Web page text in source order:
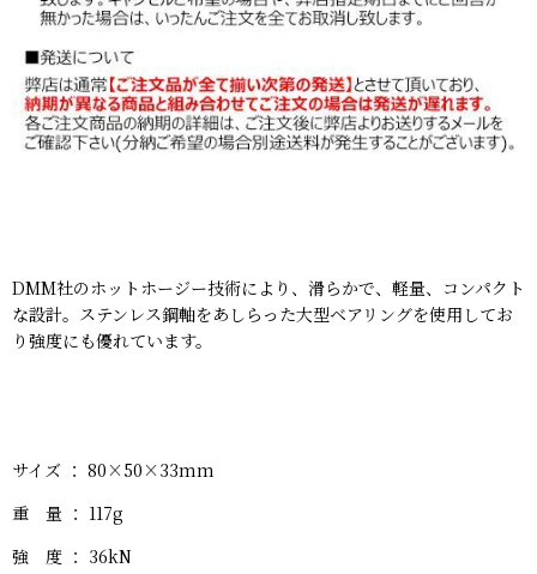
DMM社のホットホージー技術により、滑らかで、軽量、コンパクト
な設計。ステンレス鋼軸をあしらった大型ベアリングを使用してお
り強度にも優れています。
サイズ ： 80×50×33mm
重 量 ： 117g
強 度 ： 36kN